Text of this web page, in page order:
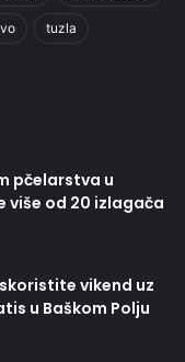
tuzla
pčelarstva u
više od 20 izlagača
vikend uz
u Baškom Polju